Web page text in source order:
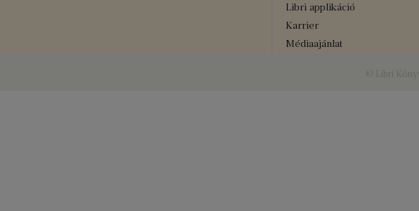
Libri applikáció
Karrier
Médiaajánlat